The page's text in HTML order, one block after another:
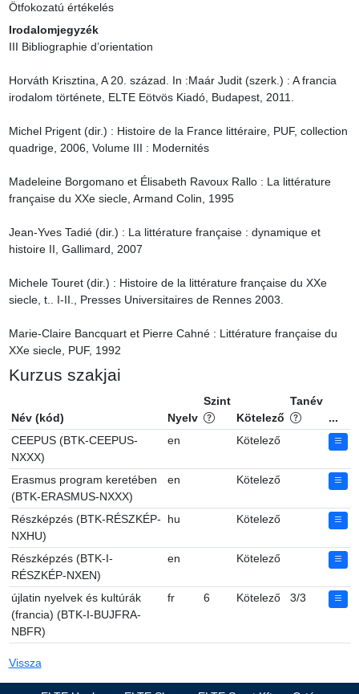
Ötfokozatú értékelés
Irodalomjegyzék
III Bibliographie d’orientation
Horváth Krisztina, A 20. század. In :Maár Judit (szerk.) : A francia
irodalom története, ELTE Eötvös Kiadó, Budapest, 2011.
Michel Prigent (dir.) : Histoire de la France littéraire, PUF, collection
quadrige, 2006, Volume III : Modernités
Madeleine Borgomano et Élisabeth Ravoux Rallo : La littérature
française du XXe siecle, Armand Colin, 1995
Jean-Yves Tadié (dir.) : La littérature française : dynamique et
histoire II, Gallimard, 2007
Michele Touret (dir.) : Histoire de la littérature française du XXe
siecle, t.. I-II., Presses Universitaires de Rennes 2003.
Marie-Claire Bancquart et Pierre Cahné : Littérature française du
XXe siecle, PUF, 1992
Kurzus szakjai
Név (kód) Nyelv
Szint
Kötelező
Tanév
...
CEEPUS (BTK-CEEPUS-
NXXX)
en Kötelező
Erasmus program keretében
(BTK-ERASMUS-NXXX)
en Kötelező
Részképzés (BTK-RÉSZKÉP-
NXHU)
hu Kötelező
Részképzés (BTK-I-
RÉSZKÉP-NXEN)
en Kötelező
újlatin nyelvek és kultúrák
(francia) (BTK-I-BUJFRA-
NBFR)
fr 6 Kötelező 3/3
Vissza